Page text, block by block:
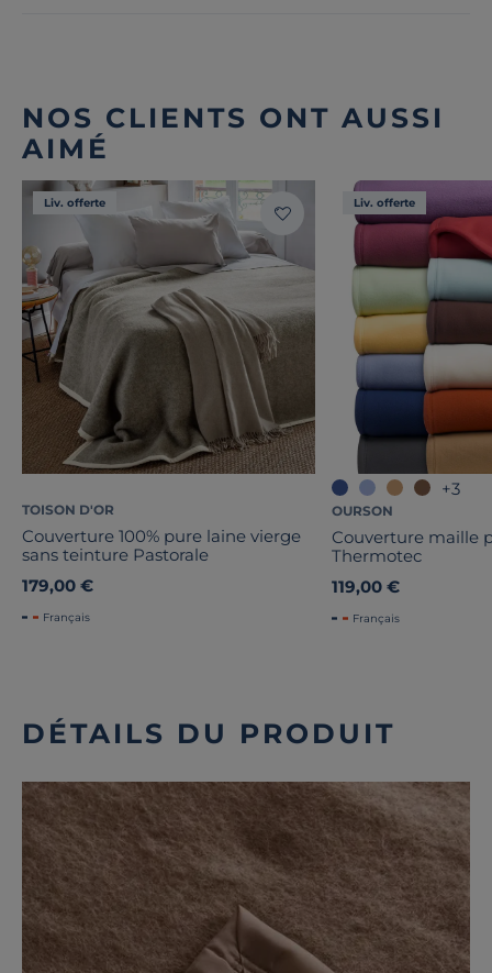
NOS CLIENTS ONT AUSSI
AIMÉ
Liv. offerte
TOISON D'OR
Couverture 100% pure laine vierge
sans teinture Pastorale
179,00 €
Français
Liv. offerte
+3
OURSON
Couverture maille
Thermotec
119,00 €
Français
DÉTAILS DU PRODUIT